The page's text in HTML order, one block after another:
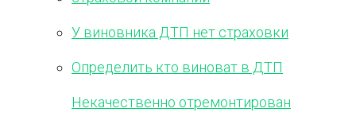
У виновника ДТП нет страховки
Определить кто виноват в ДТП
Некачественно отремонтирован